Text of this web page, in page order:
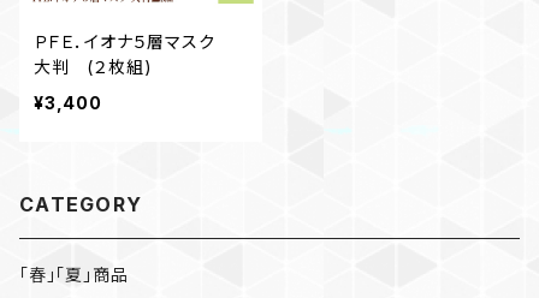
ＰＦＥ．イオナ５層マスク
大判 (２枚組)
¥3,400
CATEGORY
「春」「夏」商品